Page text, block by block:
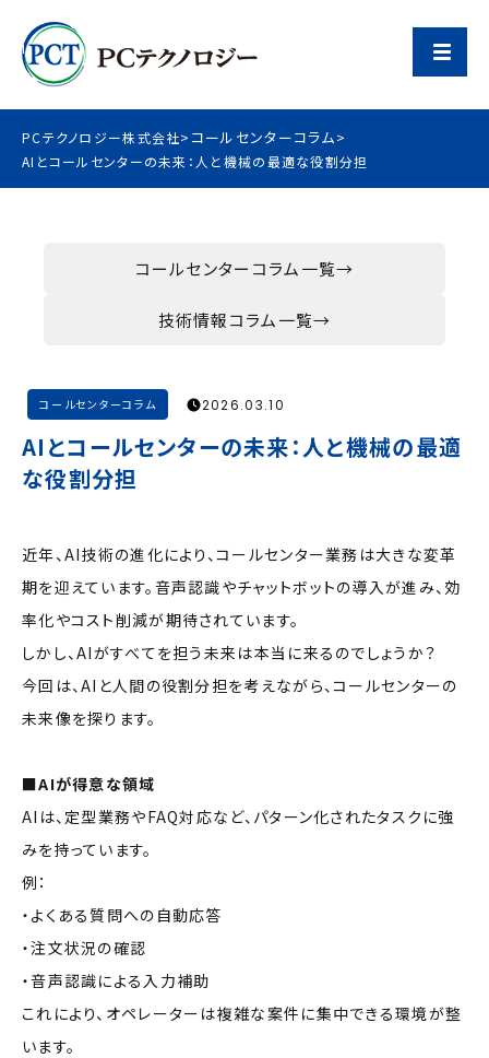
PCテクノロジー株式会社> コールセンターコラム>
AIとコールセンターの未来：人と機械の最適な役割分担
コールセンターコラム一覧
技術情報コラム一覧
コールセンターコラム 2026.03.10
AIとコールセンターの未来：人と機械の最適
な役割分担
近年、AI技術の進化により、コールセンター業務は大きな変革
期を迎えています。音声認識やチャットボットの導入が進み、効
率化やコスト削減が期待されています。
しかし、AIがすべてを担う未来は本当に来るのでしょうか？
今回は、AIと人間の役割分担を考えながら、コールセンターの
未来像を探ります。
■AIが得意な領域
AIは、定型業務やFAQ対応など、パターン化されたタスクに強
みを持っています。
例：
・よくある質問への自動応答
・注文状況の確認
・音声認識による入力補助
これにより、オペレーターは複雑な案件に集中できる環境が整
います。